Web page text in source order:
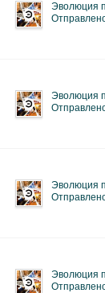
Эволюция
Эволюция
Эволюция
Эволюция